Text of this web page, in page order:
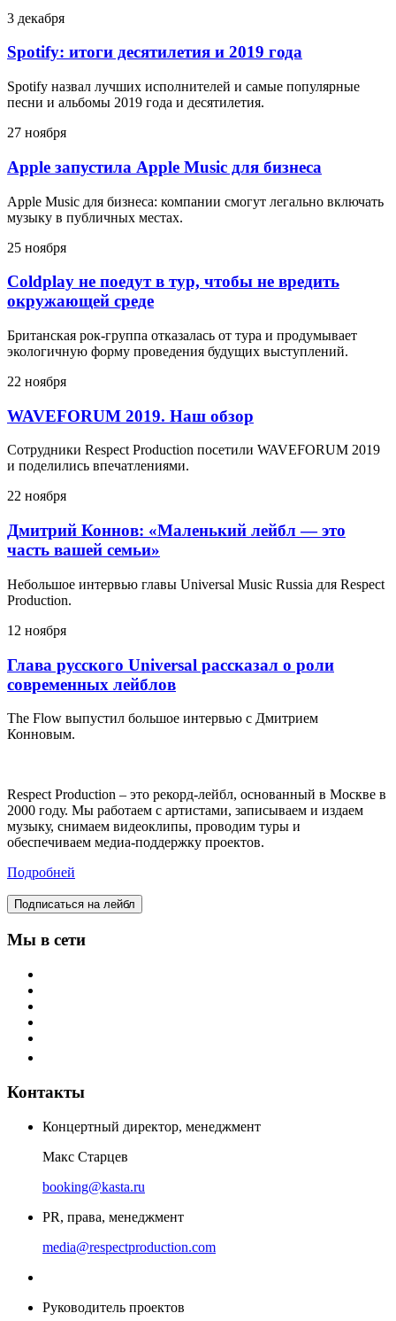
3 декабря
Spotify: итоги десятилетия и 2019 года
Spotify назвал лучших исполнителей и самые популярные
песни и альбомы 2019 года и десятилетия.
27 ноября
Apple запустила Apple Music для бизнеса
Apple Music для бизнеса: компании смогут легально включать
музыку в публичных местах.
25 ноября
Coldplay не поедут в тур, чтобы не вредить
окружающей среде
Британская рок-группа отказалась от тура и продумывает
экологичную форму проведения будущих выступлений.
22 ноября
WAVEFORUM 2019. Наш обзор
Сотрудники Respect Production посетили WAVEFORUM 2019
и поделились впечатлениями.
22 ноября
Дмитрий Коннов: «Маленький лейбл — это
часть вашей семьи»
Небольшое интервью главы Universal Music Russia для Respect
Production.
12 ноября
Глава русского Universal рассказал о роли
современных лейблов
The Flow выпустил большое интервью с Дмитрием
Конновым.
Respect Production – это рекорд-лейбл, основанный в Москве в
2000 году. Мы работаем с артистами, записываем и издаем
музыку, снимаем видеоклипы, проводим туры и
обеспечиваем медиа-поддержку проектов.
Подробней
Подписаться на лейбл
Мы в сети
Контакты
Концертный директор, менеджмент
Макс Старцев
booking@kasta.ru
PR, права, менеджмент
media@respectproduction.com
Руководитель проектов